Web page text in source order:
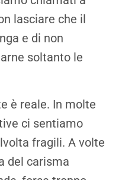
lasciare che il
e di non
soltanto le
è reale. In molte
ci sentiamo
fragili. A volte
del carisma